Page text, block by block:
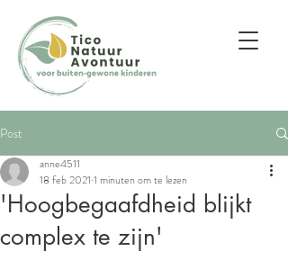
Post
'Hoogbegaafdheid blijkt
complex te zijn'
anne4511
18 feb 2021 1 minuten om te lezen